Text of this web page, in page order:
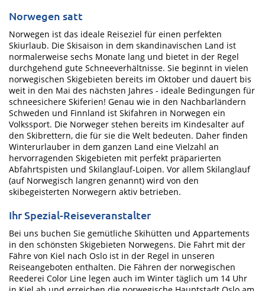
Norwegen satt
Norwegen ist das ideale Reiseziel für einen perfekten
Skiurlaub. Die Skisaison in dem skandinavischen Land ist
normalerweise sechs Monate lang und bietet in der Regel
durchgehend gute Schneeverhältnisse. Sie beginnt in vielen
norwegischen Skigebieten bereits im Oktober und dauert bis
weit in den Mai des nächsten Jahres - ideale Bedingungen für
schneesichere Skiferien! Genau wie in den Nachbarländern
Schweden und Finnland ist Skifahren in Norwegen ein
Volkssport. Die Norweger stehen bereits im Kindesalter auf
den Skibrettern, die für sie die Welt bedeuten. Daher finden
Winterurlauber in dem ganzen Land eine Vielzahl an
hervorragenden Skigebieten mit perfekt präparierten
Abfahrtspisten und Skilanglauf-Loipen. Vor allem Skilanglauf
(auf Norwegisch langren genannt) wird von den
skibegeisterten Norwegern aktiv betrieben.
Ihr Spezial-Reiseveranstalter
Bei uns buchen Sie gemütliche Skihütten und Appartements
in den schönsten Skigebieten Norwegens. Die Fahrt mit der
Fähre von Kiel nach Oslo ist in der Regel in unseren
Reiseangeboten enthalten. Die Fähren der norwegischen
Reederei Color Line legen auch im Winter täglich um 14 Uhr